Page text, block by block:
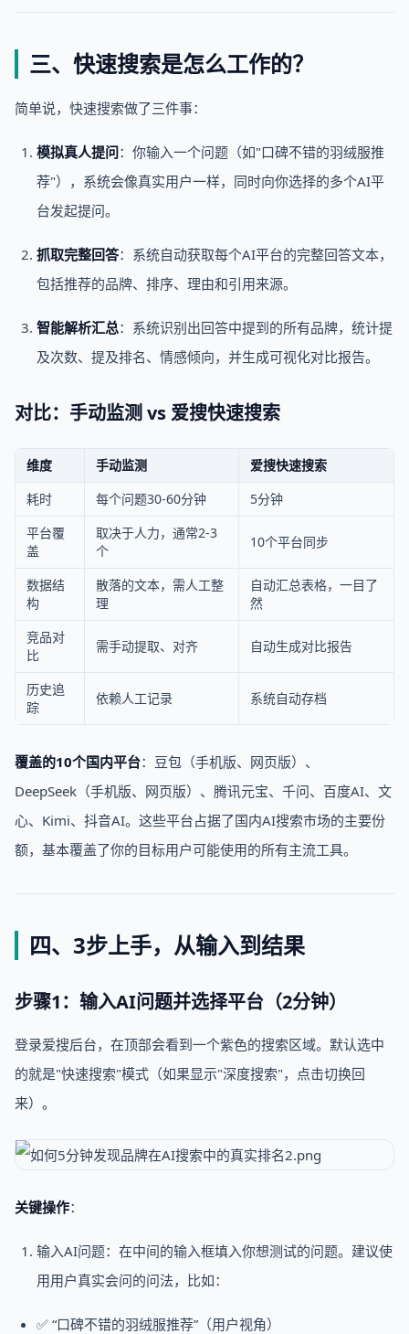
三、快速搜索是怎么工作的？
简单说，快速搜索做了三件事：
模拟真人提问：你输入一个问题（如"口碑不错的羽绒服推
荐"），系统会像真实用户一样，同时向你选择的多个AI平
台发起提问。
抓取完整回答：系统自动获取每个AI平台的完整回答文本，
包括推荐的品牌、排序、理由和引用来源。
智能解析汇总：系统识别出回答中提到的所有品牌，统计提
及次数、提及排名、情感倾向，并生成可视化对比报告。
对比：手动监测 vs 爱搜快速搜索
维度 手动监测
爱搜快速搜索
耗时
每个问题30-60分钟
5分钟
平台覆
盖
取决于人力，通常2-3
个
10个平台同步
数据结
构
散落的文本，需人工整
理
自动汇总表格，一目了
然
竞品对
比
需手动提取、对齐 自动生成对比报告
历史追
踪
依赖人工记录 系统自动存档
覆盖的10个国内平台：豆包（手机版、网页版）、
DeepSeek（手机版、网页版）、腾讯元宝、千问、百度AI、文
心、Kimi、抖音AI。这些平台占据了国内AI搜索市场的主要份
额，基本覆盖了你的目标用户可能使用的所有主流工具。
四、3步上手，从输入到结果
步骤1：输入AI问题并选择平台（2分钟）
登录爱搜后台，在顶部会看到一个紫色的搜索区域。默认选中
的就是"快速搜索"模式（如果显示"深度搜索"，点击切换回
来）。
关键操作：
输入AI问题：在中间的输入框填入你想测试的问题。建议使
用用户真实会问的问法，比如：
✅ “口碑不错的羽绒服推荐”（用户视角）